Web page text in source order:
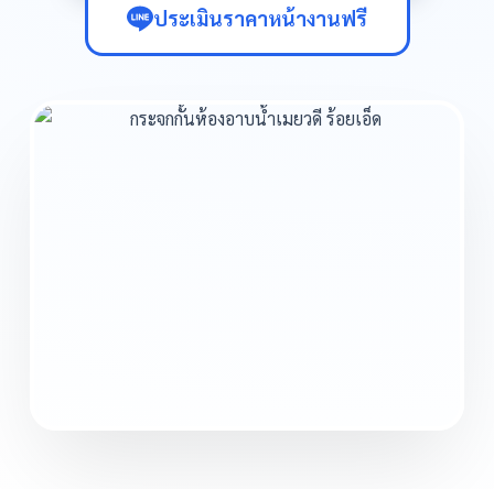
ประเมินราคาหน้างานฟรี